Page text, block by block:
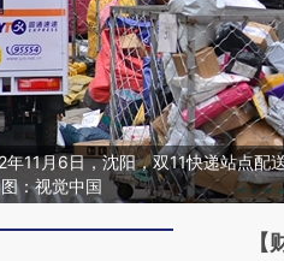
年11月6日，沈阳，双11快递站点配
：视觉中国
请务【